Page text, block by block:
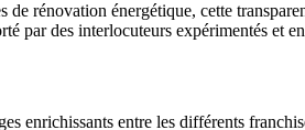
rénovation énergétique, cette
par des interlocuteurs expérimentés et
enrichissants entre les différents